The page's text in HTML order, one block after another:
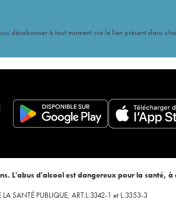
désabonner à tout moment via le lien présent dans
L'abus d'alcool est dangereux pour la santé, à
SANTÉ PUBLIQUE, ART.L.3342-1 et L.3353-3